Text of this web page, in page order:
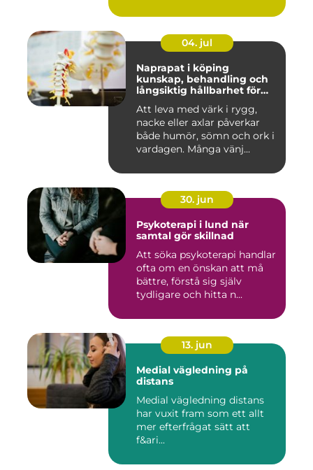
04. jul
Naprapat i köping
kunskap, behandling och
långsiktig hållbarhet för
Att leva med värk i rygg,
nacke eller axlar påverkar
både humör, sömn och ork i
vardagen. Många vänj...
30. jun
Psykoterapi i lund när
samtal gör skillnad
Att söka psykoterapi handlar
ofta om en önskan att må
bättre, förstå sig själv
tydligare och hitta n...
13. jun
Medial vägledning på
distans
Medial vägledning distans
har vuxit fram som ett allt
mer efterfrågat sätt att
f&ari...